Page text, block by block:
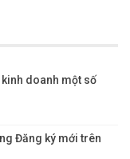
doanh một số
Đăng ký mới trên